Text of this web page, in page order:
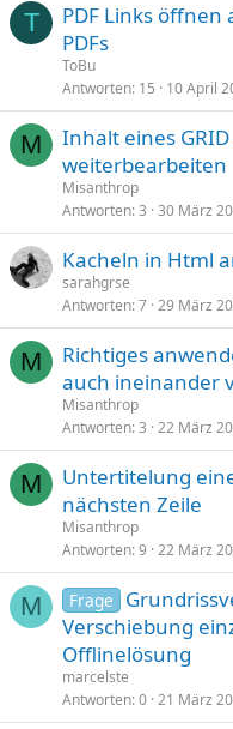
T
PDF Links
PDFs
ToBu
Antworten 15 10 April
M
Inhalt eines GRID
weiterbearbeiten
Misanthrop
Antworten 3 30 März
Kacheln in Html
sarahgrse
Antworten 7 29 März
M
Richtiges
auch ineinander
Misanthrop
Antworten 3 22 März
M
Untertitelung
nächsten Zeile
Misanthrop
Antworten 9 22 März
M Frage
Verschiebung
Offlinelösung
marcelste
Antworten 0 21 März